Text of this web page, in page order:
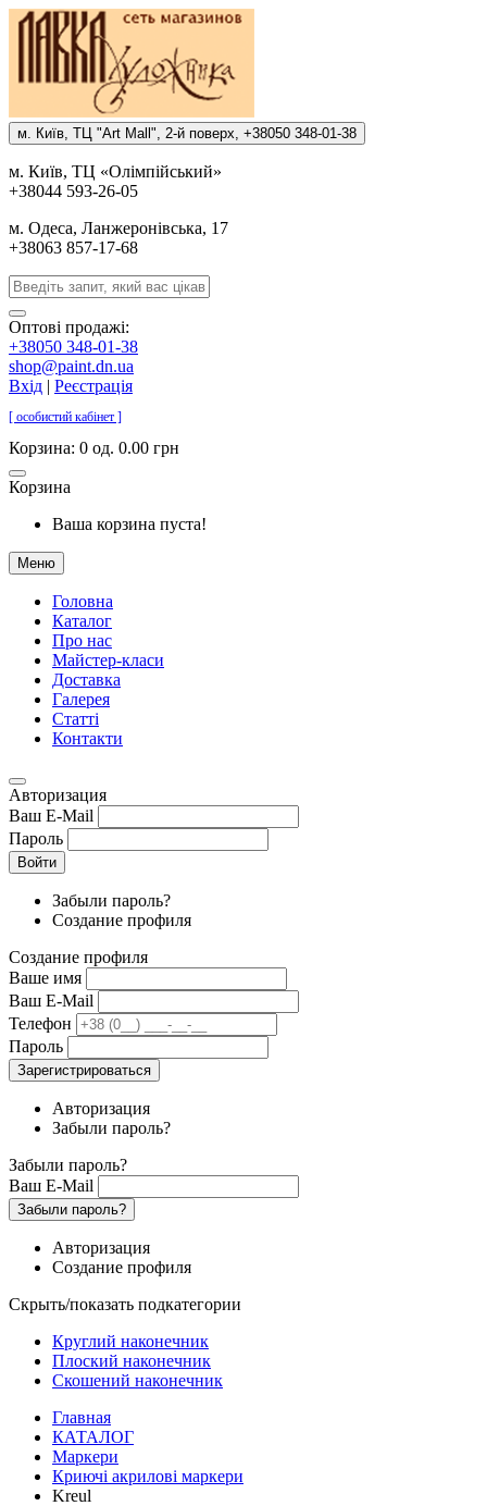
м. Киïв, ТЦ "Art Mall", 2-й поверх, +38050 348-01-38
м. Киïв, ТЦ «Олiмпiйський»
+38044 593-26-05
м. Одеса, Ланжеронiвська, 17
+38063 857-17-68
Оптові продажі:
+38050 348-01-38
shop@paint.dn.ua
Вхід | Реєстрація
[ особистий кабінет ]
Корзина: 0 од. 0.00 грн
Корзина
Ваша корзина пуста!
Меню
Головна
Каталог
Про нас
Майстер-класи
Доставка
Галерея
Статтi
Контакти
Авторизация
Ваш E-Mail
Пароль
Войти
Забыли пароль?
Создание профиля
Создание профиля
Ваше имя
Ваш E-Mail
Телефон
Пароль
Зарегистрироваться
Авторизация
Забыли пароль?
Забыли пароль?
Ваш E-Mail
Забыли пароль?
Авторизация
Создание профиля
Скрыть/показать подкатегории
Круглий наконечник
Плоский наконечник
Скошений наконечник
Главная
КАТАЛОГ
Маркери
Криючі акрилові маркери
Kreul